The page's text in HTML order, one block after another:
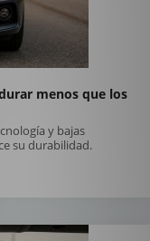
menos que los
y bajas
su durabilidad.